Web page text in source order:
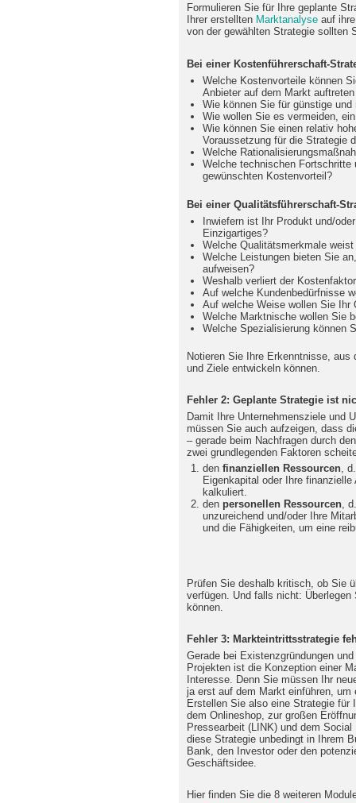
Formulieren Sie für Ihre geplante
Ihrer erstellten Marktanalyse auf
von der gewählten Strategie sollten
Bei einer Kostenführerschaft-
Welche Kostenvorteile können
Anbieter auf dem Markt
Wie können Sie für günstige
Wie wollen Sie es vermeiden,
Wie können Sie einen relativ
Voraussetzung für die Strategie
Welche
Welche technischen Fortschritte
gewünschten Kostenvorteil?
Bei einer Qualitätsführerschaft-
Inwiefern ist Ihr Produkt und/
Einzigartiges?
Welche Qualitätsmerkmale
Welche Leistungen bieten Sie
aufweisen?
Weshalb verliert der
Auf welche Kundenbedürfnisse
Auf welche Weise wollen Sie Ihr
Welche Marktnische wollen Sie
Welche Spezialisierung können
Notieren Sie Ihre Erkenntnisse, aus
und Ziele entwickeln können.
Fehler 2: Geplante Strategie ist
Damit Ihre Unternehmensziele und
müssen Sie auch aufzeigen, dass
– gerade beim Nachfragen durch
zwei grundlegenden Faktoren
den finanziellen Ressourcen ,
Eigenkapital oder Ihre
kalkuliert.
den personellen Ressourcen ,
unzureichend und/oder Ihre
und die Fähigkeiten, um eine
Prüfen Sie deshalb kritisch, ob Sie
verfügen. Und falls nicht:
können.
Fehler 3: Markteintrittsstrategie
Gerade bei Existenzgründungen
Projekten ist die Konzeption einer
Interesse. Denn Sie müssen Ihr
ja erst auf dem Markt einführen,
Erstellen Sie also eine Strategie für
dem Onlineshop, zur großen
Pressearbeit (LINK) und dem
diese Strategie unbedingt in Ihrem
Bank, den Investor oder den
Geschäftsidee.
Hier finden Sie die 8 weiteren